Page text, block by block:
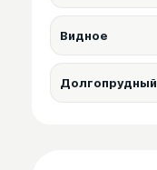
Видное
Долгопрудный